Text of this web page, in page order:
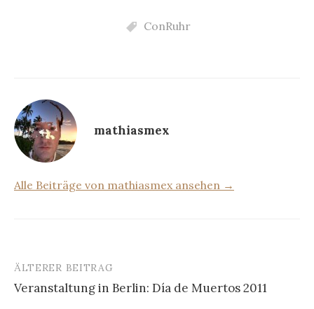
ConRuhr
mathiasmex
Alle Beiträge von mathiasmex ansehen →
Beitrags-
Navigation
ÄLTERER BEITRAG
Veranstaltung in Berlin: Día de Muertos 2011